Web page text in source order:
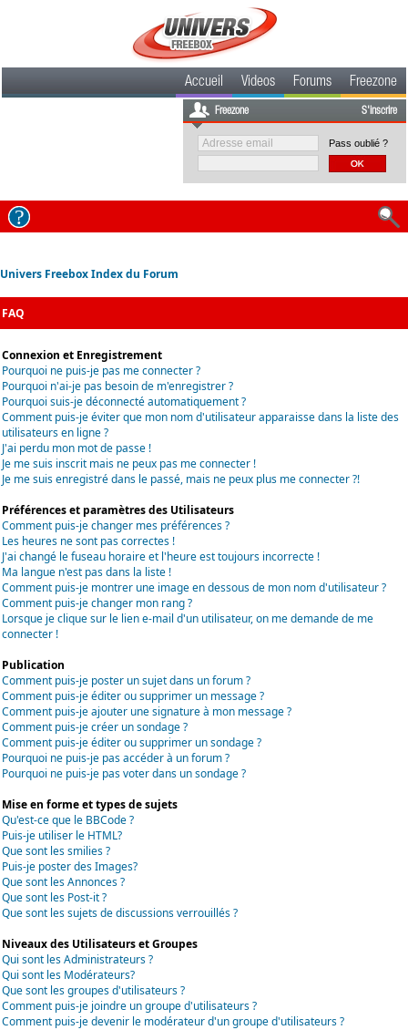
Accueil Videos Forums Freezone
Freezone S'inscrire
Pass oublié ?
Univers Freebox Index du Forum
FAQ
Connexion et Enregistrement
Pourquoi ne puis-je pas me connecter ?
Pourquoi n'ai-je pas besoin de m'enregistrer ?
Pourquoi suis-je déconnecté automatiquement ?
Comment puis-je éviter que mon nom d'utilisateur apparaisse dans la liste des
utilisateurs en ligne ?
J'ai perdu mon mot de passe !
Je me suis inscrit mais ne peux pas me connecter !
Je me suis enregistré dans le passé, mais ne peux plus me connecter ?!
Préférences et paramètres des Utilisateurs
Comment puis-je changer mes préférences ?
Les heures ne sont pas correctes !
J'ai changé le fuseau horaire et l'heure est toujours incorrecte !
Ma langue n'est pas dans la liste !
Comment puis-je montrer une image en dessous de mon nom d'utilisateur ?
Comment puis-je changer mon rang ?
Lorsque je clique sur le lien e-mail d'un utilisateur, on me demande de me
connecter !
Publication
Comment puis-je poster un sujet dans un forum ?
Comment puis-je éditer ou supprimer un message ?
Comment puis-je ajouter une signature à mon message ?
Comment puis-je créer un sondage ?
Comment puis-je éditer ou supprimer un sondage ?
Pourquoi ne puis-je pas accéder à un forum ?
Pourquoi ne puis-je pas voter dans un sondage ?
Mise en forme et types de sujets
Qu'est-ce que le BBCode ?
Puis-je utiliser le HTML?
Que sont les smilies ?
Puis-je poster des Images?
Que sont les Annonces ?
Que sont les Post-it ?
Que sont les sujets de discussions verrouillés ?
Niveaux des Utilisateurs et Groupes
Qui sont les Administrateurs ?
Qui sont les Modérateurs?
Que sont les groupes d'utilisateurs ?
Comment puis-je joindre un groupe d'utilisateurs ?
Comment puis-je devenir le modérateur d'un groupe d'utilisateurs ?